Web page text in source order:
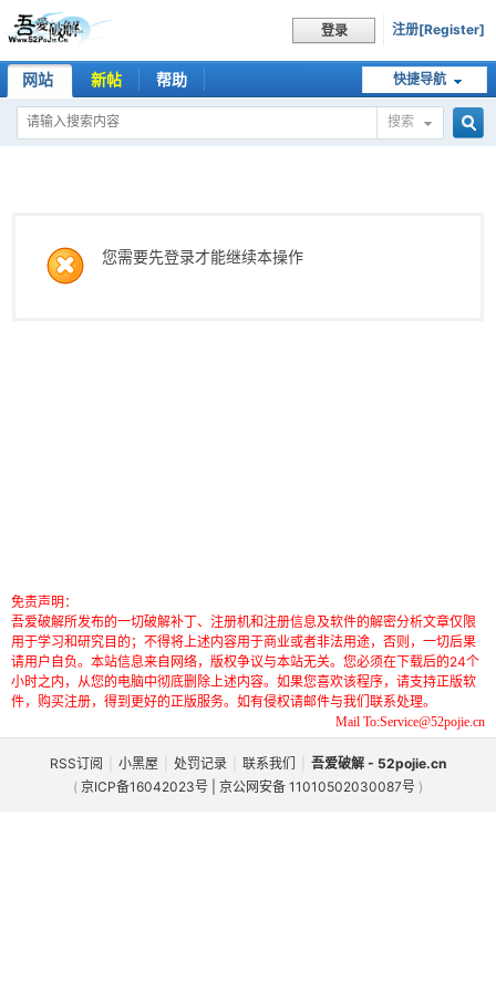
登录 注册[Register]
快捷导航
网站 新帖 帮助
搜索
您需要先登录才能继续本操作
免责声明：
吾爱破解所发布的一切破解补丁、注册机和注册信息及软件的解密分析文章仅限
用于学习和研究目的；不得将上述内容用于商业或者非法用途，否则，一切后果
请用户自负。本站信息来自网络，版权争议与本站无关。您必须在下载后的24个
小时之内，从您的电脑中彻底删除上述内容。如果您喜欢该程序，请支持正版软
件，购买注册，得到更好的正版服务。如有侵权请邮件与我们联系处理。
Mail To:Service@52pojie.cn
RSS订阅 小黑屋 处罚记录 联系我们
吾爱破解 - 52pojie.cn
( 京ICP备16042023号 | 京公网安备 11010502030087号 )